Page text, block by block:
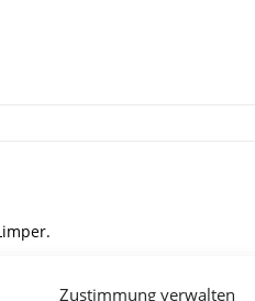
Zustimmung verwalten